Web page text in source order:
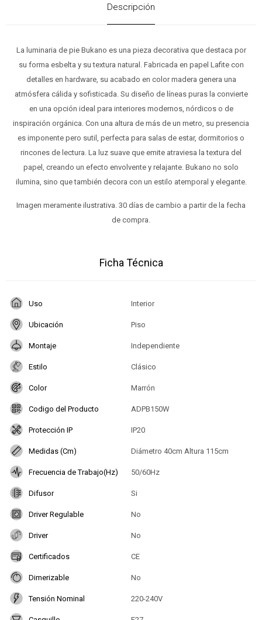
Descripción
La luminaria de pie Bukano es una pieza decorativa que destaca por
su forma esbelta y su textura natural. Fabricada en papel Lafite con
detalles en hardware, su acabado en color madera genera una
atmósfera cálida y sofisticada. Su diseño de líneas puras la convierte
en una opción ideal para interiores modernos, nórdicos o de
inspiración orgánica. Con una altura de más de un metro, su presencia
es imponente pero sutil, perfecta para salas de estar, dormitorios o
rincones de lectura. La luz suave que emite atraviesa la textura del
papel, creando un efecto envolvente y relajante. Bukano no solo
ilumina, sino que también decora con un estilo atemporal y elegante.
Imagen meramente ilustrativa. 30 días de cambio a partir de la fecha
de compra.
Ficha Técnica
Uso Interior
Ubicación Piso
Montaje Independiente
Estilo Clásico
Color Marrón
Codigo del Producto ADPB150W
Protección IP IP20
Medidas (Cm) Diámetro 40cm Altura 115cm
Frecuencia de Trabajo(Hz) 50/60Hz
Difusor Si
Driver Regulable No
Driver No
Certificados CE
Dimerizable No
Tensión Nominal 220-240V